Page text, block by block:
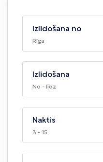
Izlidošana no
Rīga
Izlidošana
No - līdz
Naktis
3 - 15